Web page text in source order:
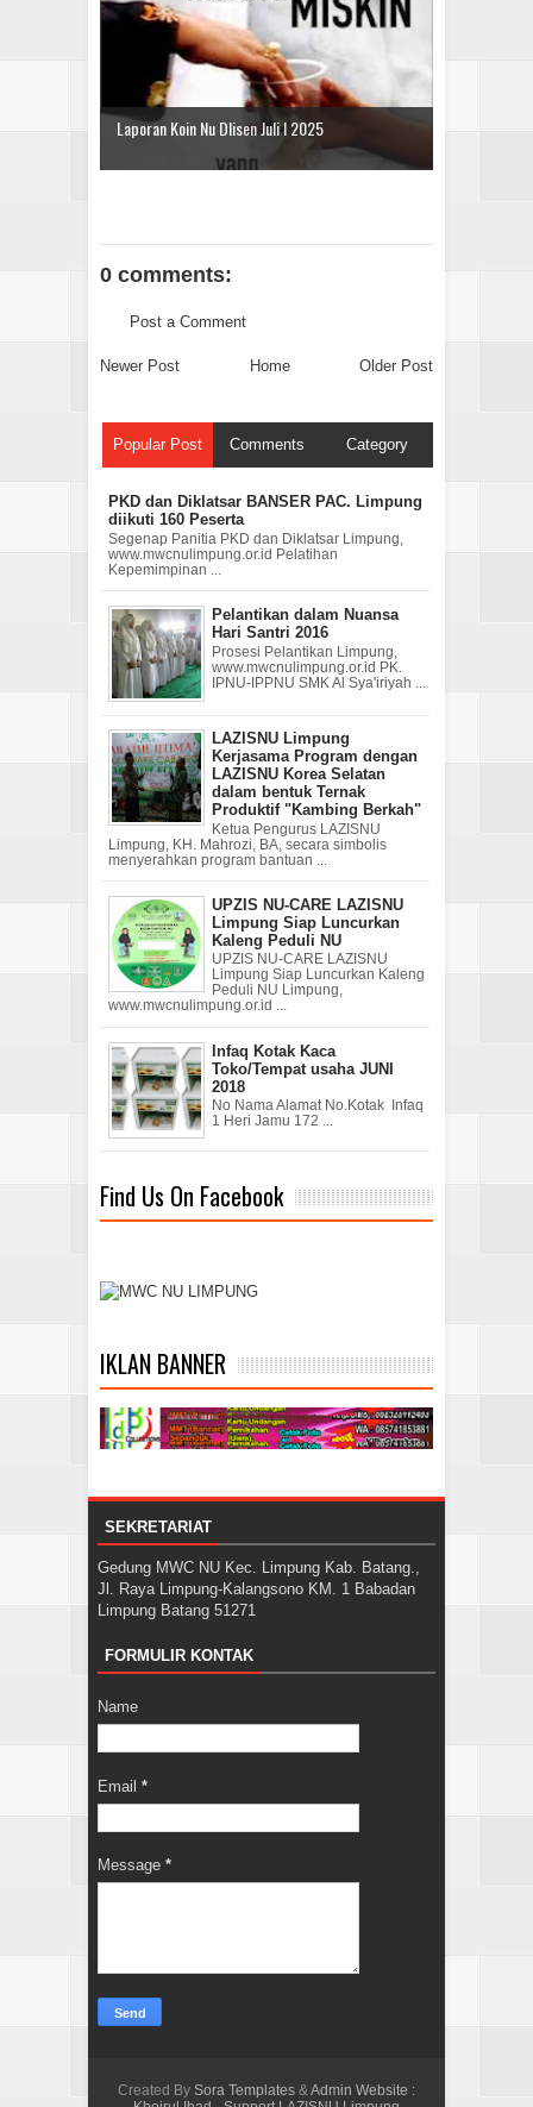
Laporan Koin Nu Dlisen Juli I 2025
0 comments:
Post a Comment
Newer Post Older Post
Home
Popular Post Comments Category
PKD dan Diklatsar BANSER PAC. Limpung
diikuti 160 Peserta
Segenap Panitia PKD dan Diklatsar Limpung,
www.mwcnulimpung.or.id Pelatihan
Kepemimpinan ...
Pelantikan dalam Nuansa
Hari Santri 2016
Prosesi Pelantikan Limpung,
www.mwcnulimpung.or.id PK.
IPNU-IPPNU SMK Al Sya'iriyah ...
LAZISNU Limpung
Kerjasama Program dengan
LAZISNU Korea Selatan
dalam bentuk Ternak
Produktif "Kambing Berkah"
Ketua Pengurus LAZISNU
Limpung, KH. Mahrozi, BA, secara simbolis
menyerahkan program bantuan ...
UPZIS NU-CARE LAZISNU
Limpung Siap Luncurkan
Kaleng Peduli NU
UPZIS NU-CARE LAZISNU
Limpung Siap Luncurkan Kaleng
Peduli NU Limpung,
www.mwcnulimpung.or.id ...
Infaq Kotak Kaca
Toko/Tempat usaha JUNI
2018
No Nama Alamat No.Kotak Infaq
1 Heri Jamu 172 ...
Find Us On Facebook
IKLAN BANNER
SEKRETARIAT
Gedung MWC NU Kec. Limpung Kab. Batang.,
Jl. Raya Limpung-Kalangsono KM. 1 Babadan
Limpung Batang 51271
FORMULIR KONTAK
Name
Email *
Message *
Created By Sora Templates &Admin Website :